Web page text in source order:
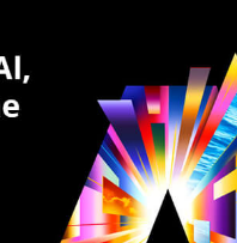
Adobe
Ninaamini kuwa